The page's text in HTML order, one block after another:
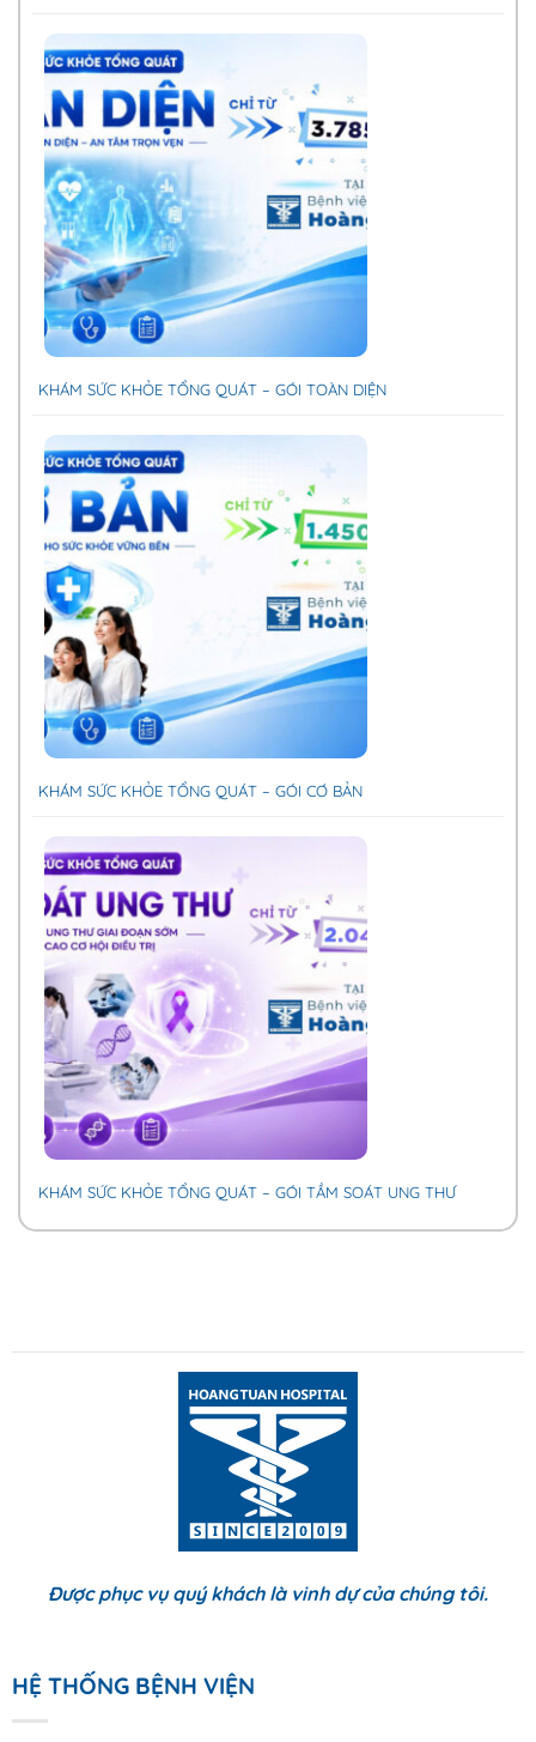
KHÁM SỨC KHỎE TỔNG QUÁT – GÓI TOÀN DIỆN
KHÁM SỨC KHỎE TỔNG QUÁT – GÓI CƠ BẢN
KHÁM SỨC KHỎE TỔNG QUÁT – GÓI TẦM SOÁT UNG THƯ
Được phục vụ quý khách là vinh dự của chúng tôi.
HỆ THỐNG BỆNH VIỆN